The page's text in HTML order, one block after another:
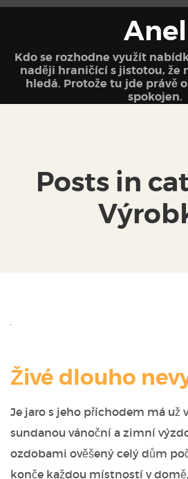
Anel
Kdo se rozhodne využít
naději hraničící s jistotou, že
hledá. Protože tu jde právě
spokojen.
Posts in
Živé dlouho
Je jaro s jeho příchodem má už
sundanou vánoční a zimní
ozdobami ověšený celý dům
konče každou místností v